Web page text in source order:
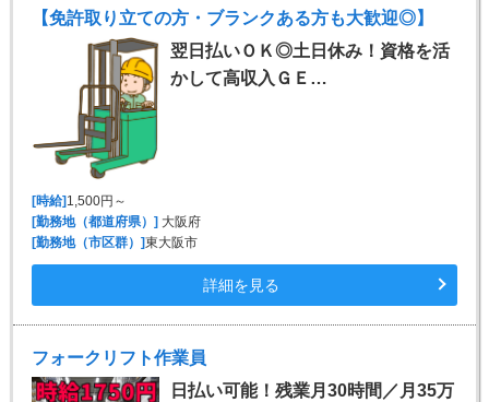
【免許取り立ての方・ブランクある方も大歓迎◎】
翌日払いＯＫ◎土日休み！資格を活
かして高収入ＧＥ…
[時給] 1,500円～
[勤務地（都道府県）] 大阪府
[勤務地（市区群）]東大阪市
詳細を見る
フォークリフト作業員
日払い可能！残業月30時間／月35万